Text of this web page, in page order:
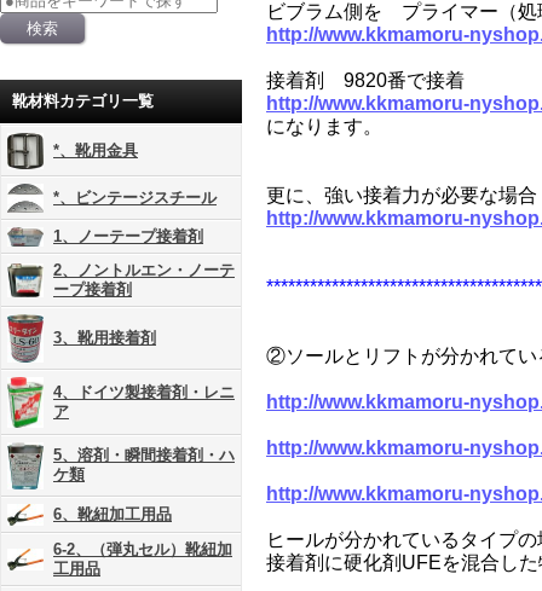
靴材料カテゴリ一覧
*、靴用金具
*、ビンテージスチール
1、ノーテープ接着剤
2、ノントルエン・ノーテ
ープ接着剤
3、靴用接着剤
4、ドイツ製接着剤・レニ
ア
5、溶剤・瞬間接着剤・ハ
ケ類
6、靴紐加工用品
6-2、（弾丸セル）靴紐加
工用品
ビブラム側を プライマー（
http://www.kkmamoru-
接着剤 9820番で接着
http://www.kkmamoru-
になります。
更に、強い接着力が必要な場
http://www.kkmamoru-
②ソールとリフトが分かれて
http://www.kkmamoru-
http://www.kkmamoru-
http://www.kkmamoru-
ヒールが分かれているタイプ
接着剤に硬化剤UFEを混合し